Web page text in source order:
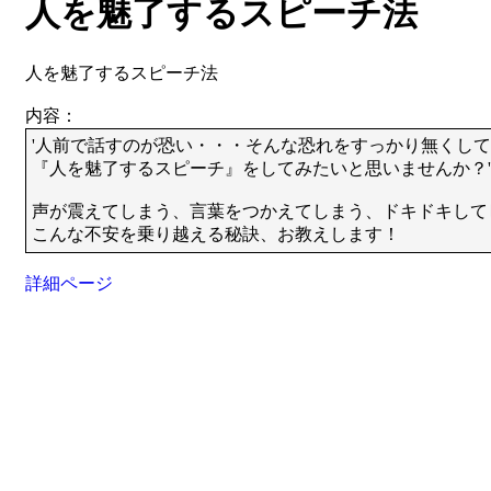
人を魅了するスピーチ法
人を魅了するスピーチ法
内容：
'人前で話すのが恐い・・・そんな恐れをすっかり無くして
『人を魅了するスピーチ』をしてみたいと思いませんか？'
声が震えてしまう、言葉をつかえてしまう、ドキドキして
こんな不安を乗り越える秘訣、お教えします！
詳細ページ